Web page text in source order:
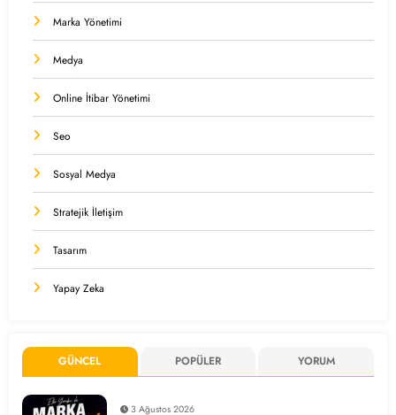
Marka Yönetimi
Medya
Online İtibar Yönetimi
Seo
Sosyal Medya
Stratejik İletişim
Tasarım
Yapay Zeka
GÜNCEL POPÜLER YORUM
3 Ağustos 2026